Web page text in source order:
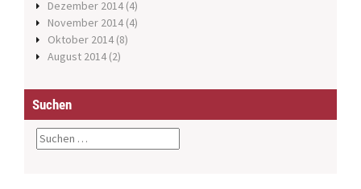
Dezember 2014 (4)
November 2014 (4)
Oktober 2014 (8)
August 2014 (2)
Suchen
S
u